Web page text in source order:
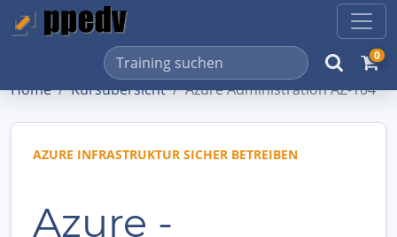
0
Home Kursübersicht Azure Administration AZ-104
AZURE INFRASTRUKTUR SICHER BETREIBEN
Azure -